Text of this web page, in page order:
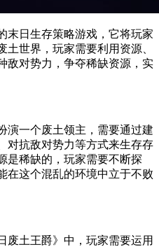
末日生存策略游戏，它将玩家
世界，玩家需要利用资源、
敌对势力，争夺稀缺资源，实
演一个废土领主，需要通过建
对抗敌对势力等方式来生存存
是稀缺的，玩家需要不断探
在这个混乱的环境中立于不败
土王爵》中，玩家需要运用